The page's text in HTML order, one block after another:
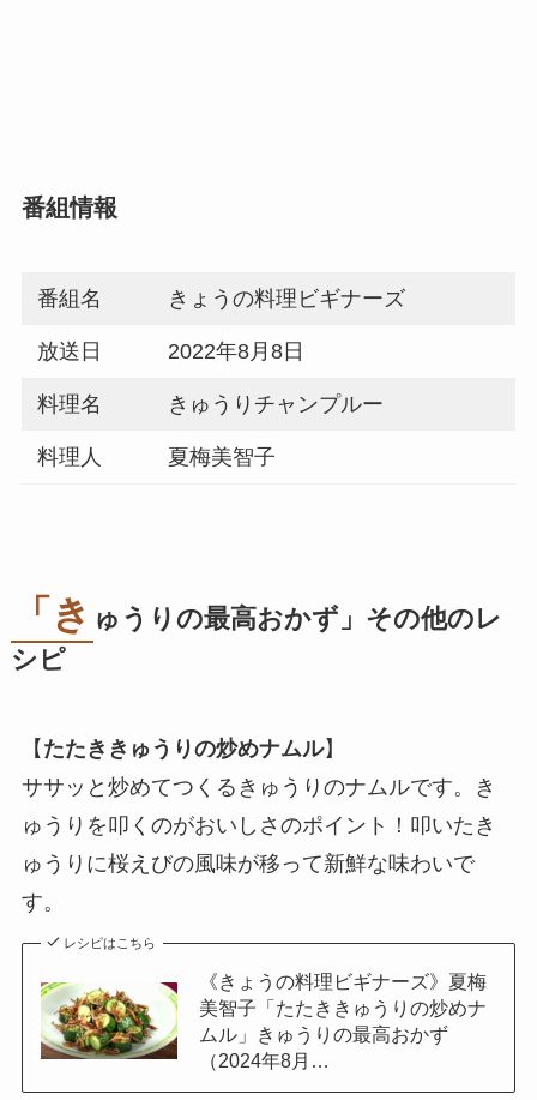
番組情報
番組名 きょうの料理ビギナーズ
放送日 2022年8月8日
料理名 きゅうりチャンプルー
料理人 夏梅美智子
「き ゅうりの最高おかず」その他のレ
シピ
【 たたききゅうりの炒めナムル】
ササッと炒めてつくるきゅうりのナムルです。き
ゅうりを叩くのがおいしさのポイント！叩いたき
ゅうりに桜えびの風味が移って新鮮な味わいで
す。
レシピはこちら
《きょうの料理ビギナーズ》夏梅
美智子「たたききゅうりの炒めナ
ムル」きゅうりの最高おかず
（2024年8月…